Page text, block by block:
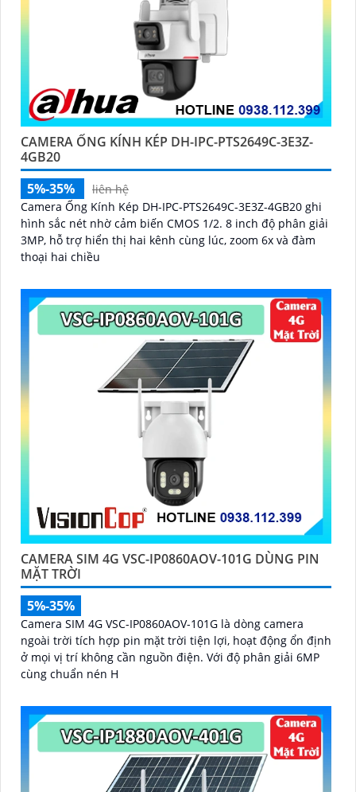
CAMERA ỐNG KÍNH KÉP DH-IPC-PTS2649C-3E3Z-
4GB20
5%-35%
liên hệ
Camera Ống Kính Kép DH-IPC-PTS2649C-3E3Z-4GB20 ghi
hình sắc nét nhờ cảm biến CMOS 1/2. 8 inch độ phân giải
3MP, hỗ trợ hiển thị hai kênh cùng lúc, zoom 6x và đàm
thoại hai chiều
CAMERA SIM 4G VSC-IP0860AOV-101G DÙNG PIN
MẶT TRỜI
5%-35%
Camera SIM 4G VSC-IP0860AOV-101G là dòng camera
ngoài trời tích hợp pin mặt trời tiện lợi, hoạt động ổn định
ở mọi vị trí không cần nguồn điện. Với độ phân giải 6MP
cùng chuẩn nén H